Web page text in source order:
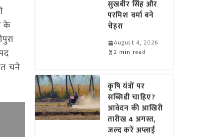
के
चने
सुखबीर सिंह और
परमिश वर्मा बने
चेहरा
August 4, 2026
2 min read
कृषि यंत्रों पर
सब्सिडी चाहिए?
आवेदन की आखिरी
तारीख 4 अगस्त,
जल्द करें अप्लाई